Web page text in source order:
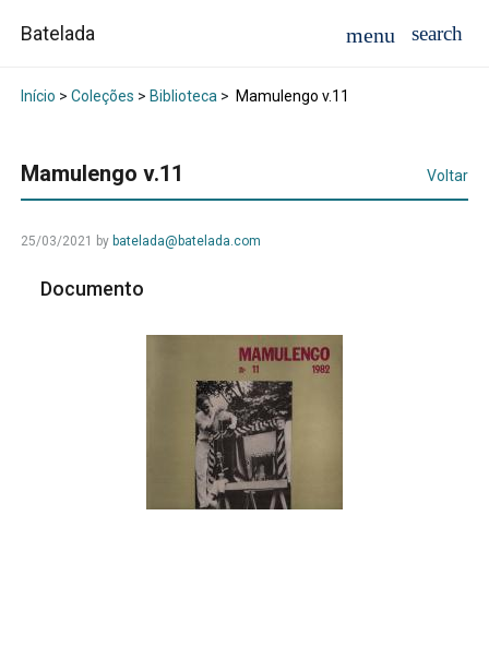
Batelada
Início > Coleções > Biblioteca> Mamulengo v.11
Mamulengo v.11 Voltar
25/03/2021 by batelada@batelada.com
Documento